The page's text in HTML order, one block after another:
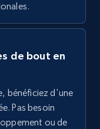
de bout en
bénéficiez d'une
Pas besoin
ou de